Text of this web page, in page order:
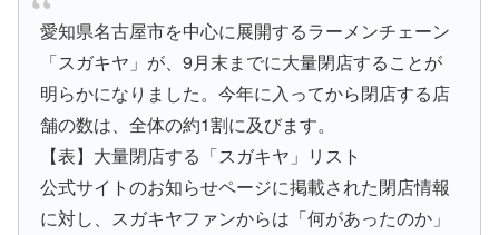
愛知県名古屋市を中心に展開するラーメンチェーン
「スガキヤ」が、9月末までに大量閉店することが
明らかになりました。今年に入ってから閉店する店
舗の数は、全体の約1割に及びます。
【表】大量閉店する「スガキヤ」リスト
公式サイトのお知らせページに掲載された閉店情報
に対し、スガキヤファンからは「何があったのか」